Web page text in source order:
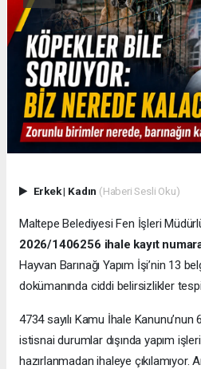
Erkek| Kadın (Haberi Sesli Oku)
Maltepe Belediyesi Fen İşleri
2026/1406256 ihale kayıt
Hayvan Barınağı Yapım İşi’nin 13
dokümanında ciddi belirsizlikler
4734 sayılı Kamu İhale
istisnai durumlar dışında yapım
hazırlanmadan ihaleye